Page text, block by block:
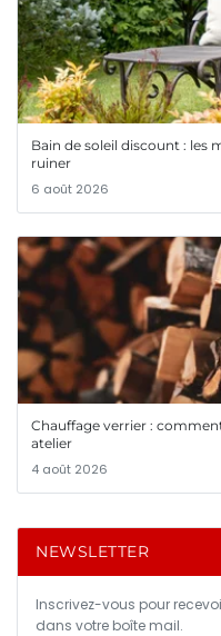
Bain de soleil discount : les
ruiner
6 août 2026
Chauffage verrier :
atelier
4 août 2026
NEWSLETTER
Inscrivez-vous pour
dans votre boîte mail.